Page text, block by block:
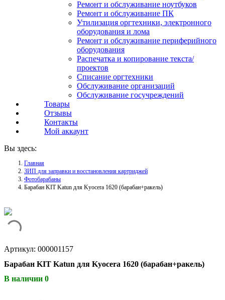
Ремонт и обслуживание ноутбуков
Ремонт и обслуживание ПК
Утилизация оргтехники, электронного
оборудования и лома
Ремонт и обслуживание периферийного
оборудования
Распечатка и копирование текста/
проектов
Списание оргтехники
Обслуживание организаций
Обслуживание госучреждений
Товары
Отзывы
Контакты
Мой аккаунт
Вы здесь:
Главная
ЗИП для заправки и восстановления картриджей
Фотобарабаны
Барабан KIT Katun для Kyocera 1620 (барабан+ракель)
Артикул: 000001157
Барабан KIT Katun для Kyocera 1620 (барабан+ракель)
В наличии 0